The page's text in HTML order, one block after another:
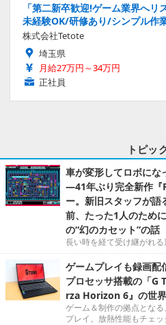
「第二新卒歓迎!ゲーム業界へ
未経験OK/研修あり/シンプル作
株式会社Tetote
埼玉県
月給27万円～34万円
正社員
トピッ
車が変形してロボにな
―41年ぶり完全新作『
ー。新旧スタッフが
前、たった1人のため
の“幻のカセット”の話
長い時を経て受け継がれる
ゲームプレイも録画
プロセッサ搭載の「G
rza Horizon 6』の世
ゲーム＆制作の拠点とな
プレイ。放熱性能もチェッ